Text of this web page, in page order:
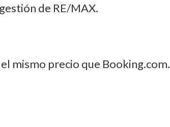
de RE/MAX.
mismo precio que Booking.com.